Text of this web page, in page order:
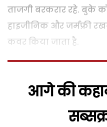
ताजगी बरकरार रहे. बुके
हाइजीनिक और जर्मफ्री
कवर किया जाता है.
आगे की